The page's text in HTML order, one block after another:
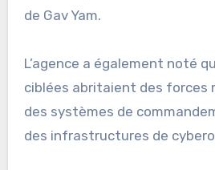
de Gav Yam.
L’agence a également noté
ciblées abritaient des forces
des systèmes de
des infrastructures de